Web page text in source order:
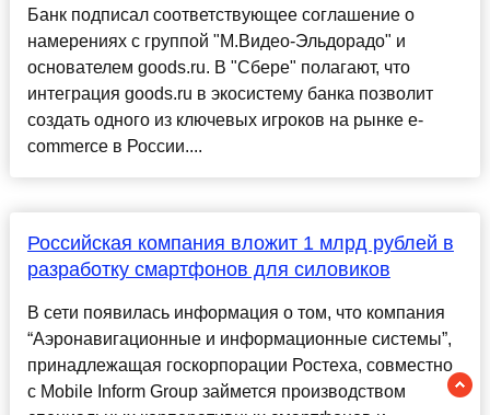
Банк подписал соответствующее соглашение о
намерениях с группой "М.Видео-Эльдорадо" и
основателем goods.ru. В "Сбере" полагают, что
интеграция goods.ru в экосистему банка позволит
создать одного из ключевых игроков на рынке e-
commerce в России....
Российская компания вложит 1 млрд рублей в
разработку смартфонов для силовиков
В сети появилась информация о том, что компания
“Аэронавигационные и информационные системы”,
принадлежащая госкорпорации Ростеха, совместно
с Mobile Inform Group займется производством